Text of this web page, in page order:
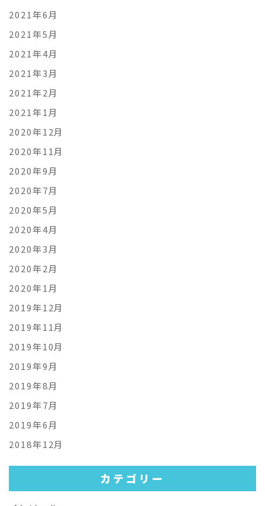
2021年6月
2021年5月
2021年4月
2021年3月
2021年2月
2021年1月
2020年12月
2020年11月
2020年9月
2020年7月
2020年5月
2020年4月
2020年3月
2020年2月
2020年1月
2019年12月
2019年11月
2019年10月
2019年9月
2019年8月
2019年7月
2019年6月
2018年12月
カテゴリー